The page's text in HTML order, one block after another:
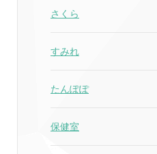
さくら
すみれ
たんぽぽ
保健室